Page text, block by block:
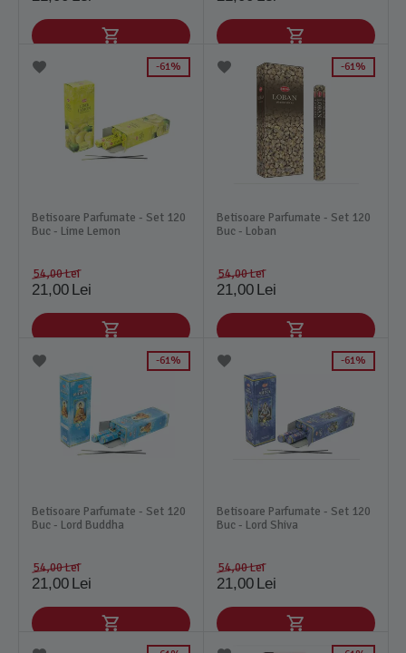
61%
Betisoare Parfumate - Set 120
Buc - Lime Lemon
54,00Lei
21,00 Lei
61%
Betisoare Parfumate - Set 120
Buc - Loban
54,00Lei
21,00 Lei
61%
Betisoare Parfumate - Set 120
Buc - Lord Buddha
54,00Lei
21,00 Lei
61%
Betisoare Parfumate - Set 120
Buc - Lord Shiva
54,00Lei
21,00 Lei